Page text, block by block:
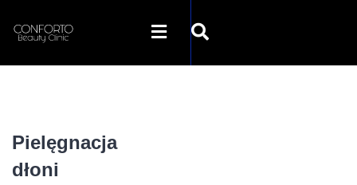
O NAS
Pielęgnacja
dłoni